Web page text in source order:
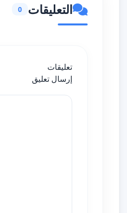
التعليقات 0
تعليقات
إرسال تعليق